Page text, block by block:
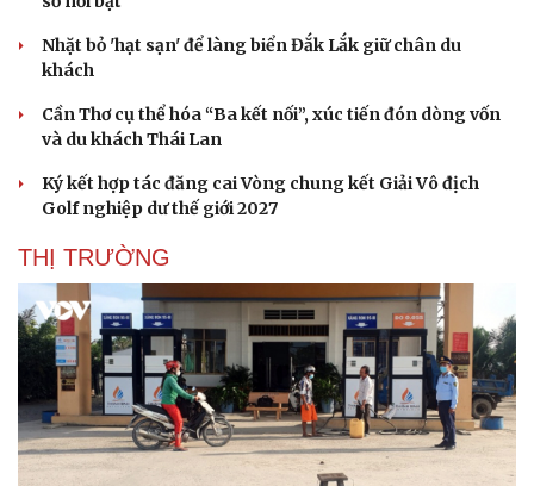
Nhặt bỏ 'hạt sạn' để làng biển Đắk Lắk giữ chân du
khách
Cần Thơ cụ thể hóa “Ba kết nối”, xúc tiến đón dòng vốn
và du khách Thái Lan
Ký kết hợp tác đăng cai Vòng chung kết Giải Vô địch
Golf nghiệp dư thế giới 2027
THỊ TRƯỜNG